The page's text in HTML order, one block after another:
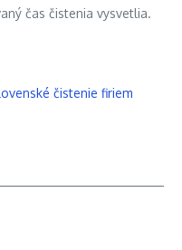
čas čistenia vysvetlia.
čistenie firiem